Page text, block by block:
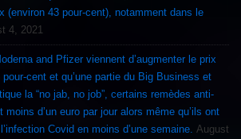
(environ 43 pour-cent), notamment dans le
4, 2021
and Pfizer viennent d’augmenter le prix
cent et qu’une partie du Big Business et
la “no jab, no job”, certains remèdes anti-
d’un euro par jour alors même qu’ils ont
Covid en moins d’une semaine. August